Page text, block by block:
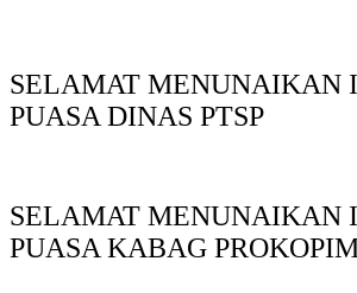
SELAMAT MENUNAIKAN
PUASA DINAS PTSP
SELAMAT MENUNAIKAN
PUASA KABAG